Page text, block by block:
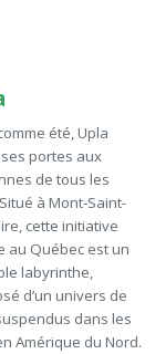
été,Upla
portes aux
de tous les
à Mont-Saint-
cette initiative
au Québec est un
labyrinthe,
d’un univers de
dans les
Amérique du Nord.